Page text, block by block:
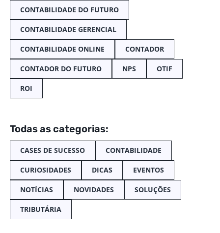
CONTABILIDADE DO FUTURO
CONTABILIDADE GERENCIAL
CONTABILIDADE ONLINE CONTADOR
CONTADOR DO FUTURO NPS OTIF
ROI
Todas as categorias:
CASES DE SUCESSO CONTABILIDADE
CURIOSIDADES DICAS EVENTOS
NOTÍCIAS NOVIDADES SOLUÇÕES
TRIBUTÁRIA